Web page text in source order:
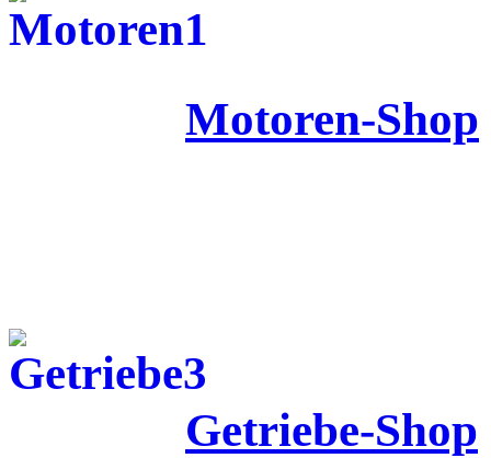
Motoren-Shop
Getriebe-Shop